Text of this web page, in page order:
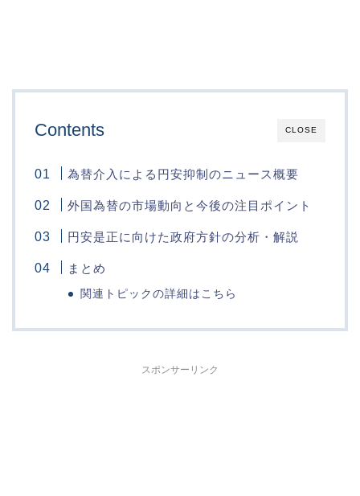
CLOSE
Contents
為替介入による円安抑制のニュース概要
外国為替の市場動向と今後の注目ポイント
円安是正に向けた政府方針の分析・解説
まとめ
関連トピックの詳細はこちら
スポンサーリンク